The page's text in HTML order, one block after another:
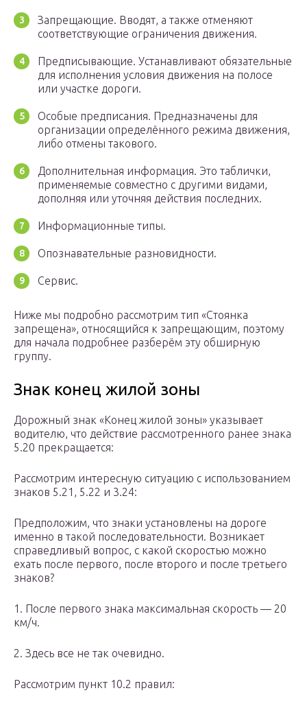
Запрещающие. Вводят, а также отменяют
соответствующие ограничения движения.
Предписывающие. Устанавливают обязательные
для исполнения условия движения на полосе
или участке дороги.
Особые предписания. Предназначены для
организации определённого режима движения,
либо отмены такового.
Дополнительная информация. Это таблички,
применяемые совместно с другими видами,
дополняя или уточняя действия последних.
Информационные типы.
Опознавательные разновидности.
Сервис.
Ниже мы подробно рассмотрим тип «Стоянка
запрещена», относящийся к запрещающим, поэтому
для начала подробнее разберём эту обширную
группу.
Знак конец жилой зоны
Дорожный знак «Конец жилой зоны» указывает
водителю, что действие рассмотренного ранее знака
5.20 прекращается:
Рассмотрим интересную ситуацию с использованием
знаков 5.21, 5.22 и 3.24:
Предположим, что знаки установлены на дороге
именно в такой последовательности. Возникает
справедливый вопрос, с какой скоростью можно
ехать после первого, после второго и после третьего
знаков?
1. После первого знака максимальная скорость — 20
км/ч.
2. Здесь все не так очевидно.
Рассмотрим пункт 10.2 правил: